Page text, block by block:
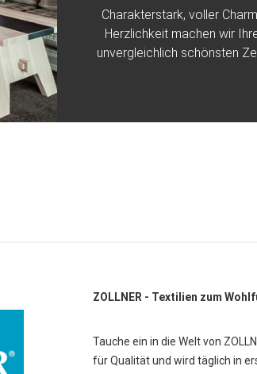
Charakterstark, voller
Herzlichkeit machen wir
unvergleichlich schönsten
ZOLLNER - Textilien zum
Tauche ein in die Welt von
für Qualität und wird täglich in